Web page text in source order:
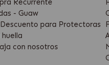
Recurrente
- Guaw
Descuento para Protectoras
con nosotros